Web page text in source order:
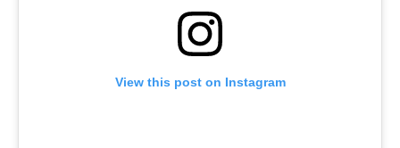
View this post on Instagram